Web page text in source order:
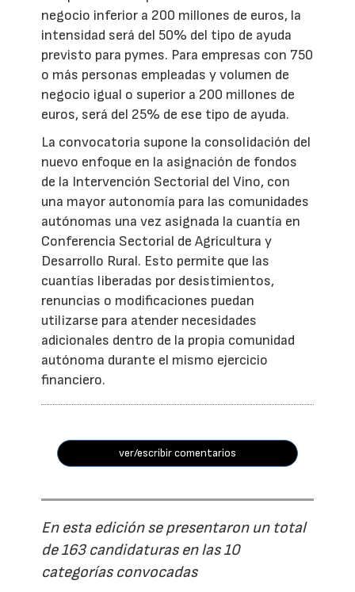
negocio inferior a 200 millones de euros, la
intensidad será del 50% del tipo de ayuda
previsto para pymes. Para empresas con 750
o más personas empleadas y volumen de
negocio igual o superior a 200 millones de
euros, será del 25% de ese tipo de ayuda.
La convocatoria supone la consolidación del
nuevo enfoque en la asignación de fondos
de la Intervención Sectorial del Vino, con
una mayor autonomía para las comunidades
autónomas una vez asignada la cuantía en
Conferencia Sectorial de Agricultura y
Desarrollo Rural. Esto permite que las
cuantías liberadas por desistimientos,
renuncias o modificaciones puedan
utilizarse para atender necesidades
adicionales dentro de la propia comunidad
autónoma durante el mismo ejercicio
financiero.
ver/escribir comentarios
En esta edición se presentaron un total
de 163 candidaturas en las 10
categorías convocadas